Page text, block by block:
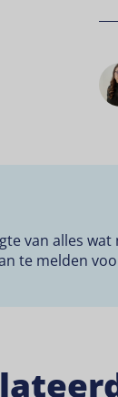
van alles wat
te melden